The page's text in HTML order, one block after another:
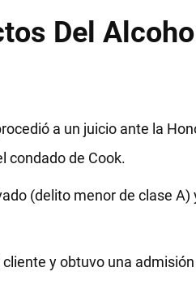
Del Alcohol
a un juicio ante la
condado de Cook.
(delito menor de clase A)
y obtuvo una admisión